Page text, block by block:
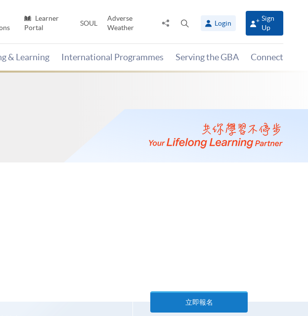
Learner
Portal
SOUL
Adverse
Weather
Share
panel
Login
Sign
Up
& Learning International Programmes Serving the GBA Connect
立即報名